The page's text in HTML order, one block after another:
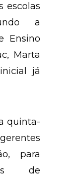
escolas
a
Ensino
Marta
já
quinta-
para
de